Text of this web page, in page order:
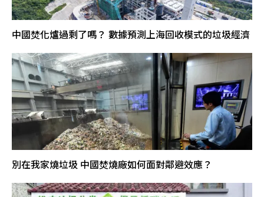
中國焚化爐過剩了嗎？ 數據預測上海回收模式的垃圾經濟
別在我家燒垃圾 中國焚燒廠如何面對鄰避效應？